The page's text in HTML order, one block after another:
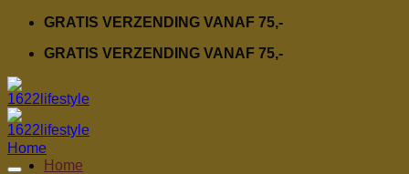
inhoud
GRATIS VERZENDING VANAF 75,-
GRATIS VERZENDING VANAF 75,-
Home
Home